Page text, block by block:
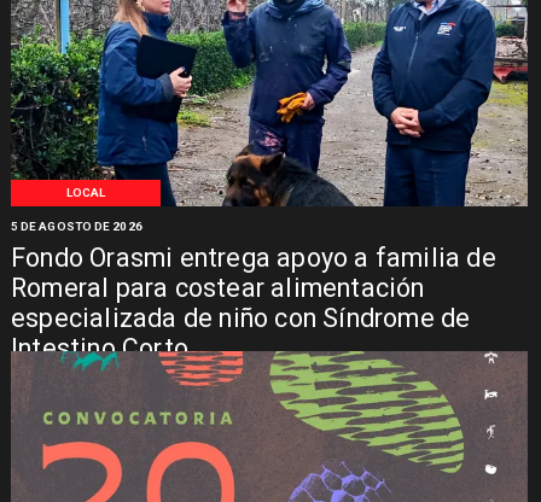
LOCAL
Fondo Orasmi entrega apoyo a familia de
Romeral para costear alimentación
especializada de niño con Síndrome de
Intestino Corto
5 DE AGOSTO DE 2026